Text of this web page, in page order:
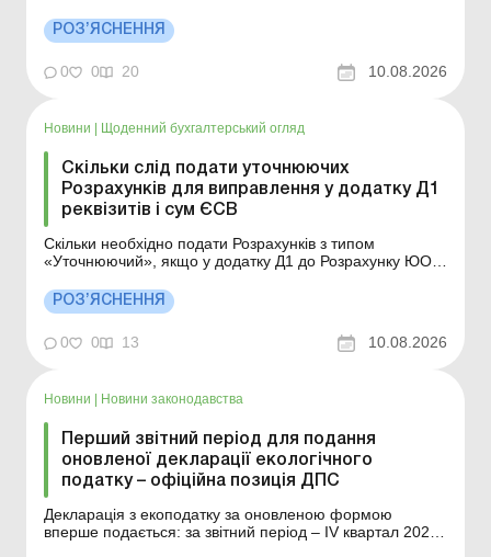
підприємств та яку базову (основну) ставку податку на
прибуток зазначає у рядку 06 Декларації, якщо в у ІІІ
РОЗ’ЯСНЕННЯ
0 0 20 10.08.2026
Новини Щоденний бухгалтерський огляд
Скільки слід подати уточнюючих
Розрахунків для виправлення у додатку Д1
реквізитів і сум ЄСВ
Скільки необхідно подати Розрахунків з типом
«Уточнюючий», якщо у додатку Д1 до Розрахунку ЮО
уточнюються реквізити та суми нарахованого єдиного
внеску стосовно застрахованих осіб? Більше за темою:
Квартальна форма Податкового розрахунк...
РОЗ’ЯСНЕННЯ
0 0 13 10.08.2026
Новини Новини законодавства
Перший звітний період для подання
оновленої декларації екологічного
податку – офіційна позиція ДПС
Декларація з екоподатку за оновленою формою
вперше подається: за звітний період – ІV квартал 2026